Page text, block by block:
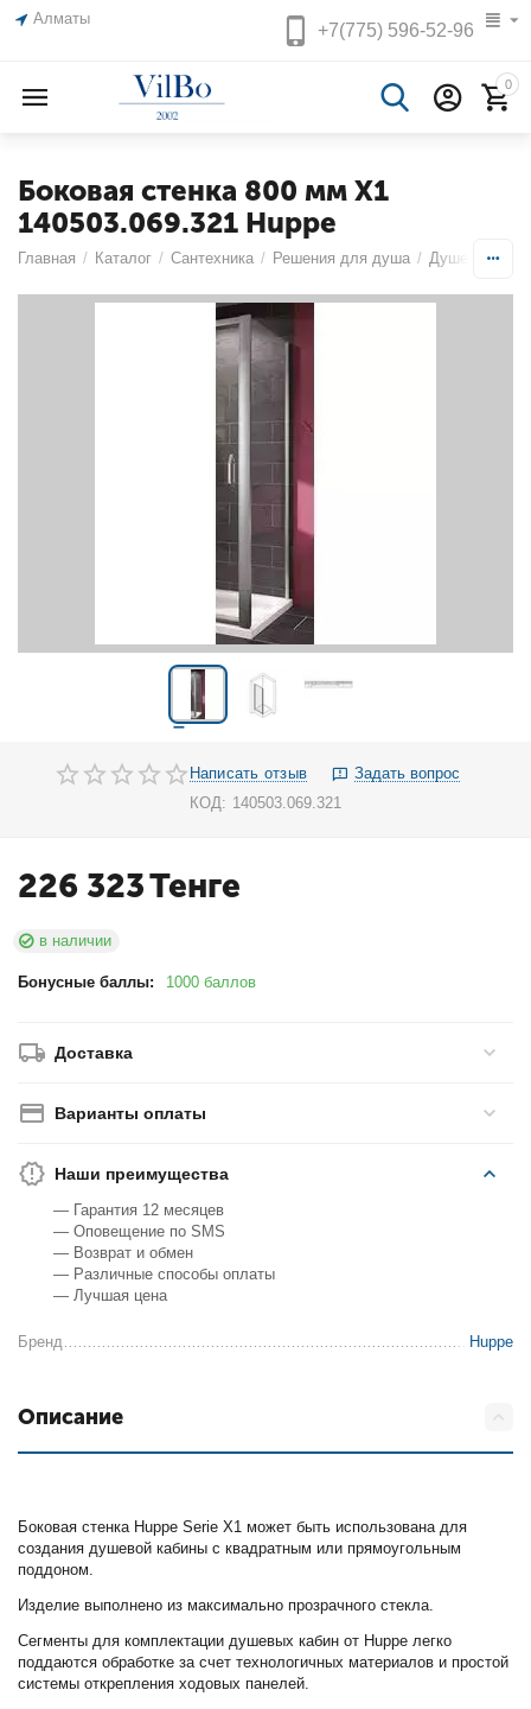
Алматы
+7(775)596-52-96
0
Боковая стенка 800 мм X1
140503.069.321 Huppe
Главная / Каталог / Сантехника / Решения для душа / Душевые
Написать отзыв
Задать вопрос
КОД: 140503.069.321
226 323Тенге
в наличии
Бонусные баллы: 1000 баллов
Доставка
Варианты оплаты
Наши преимущества
— Гарантия 12 месяцев
— Оповещение по SMS
— Возврат и обмен
— Различные способы оплаты
— Лучшая цена
Бренд Huppe
Описание
Боковая стенка Huppe Serie X1 может быть использована для
создания душевой кабины с квадратным или прямоугольным
поддоном.
Изделие выполнено из максимально прозрачного стекла.
Сегменты для комплектации душевых кабин от Huppe легко
поддаются обработке за счет технологичных материалов и простой
системы открепления ходовых панелей.